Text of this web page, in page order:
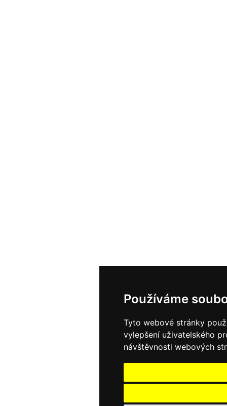
Používáme
Tyto webové stránky
vylepšení uživatelského
návštěvnosti webových